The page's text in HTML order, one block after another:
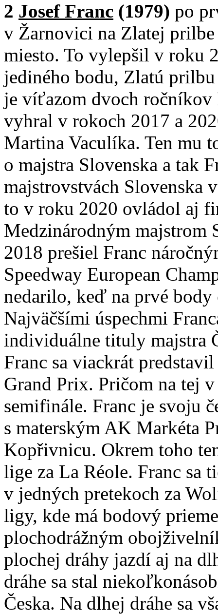
2 Josef Franc (1979) po
v Žarnovici na Zlatej
miesto. To vylepšil v roku
jediného bodu, Zlatú
je víťazom dvoch ročníkov
vyhral v rokoch 2017 a
Martina Vaculíka. Ten mu
o majstra Slovenska a tak
majstrovstvách Slovenska
to v roku 2020 ovládol aj
Medzinárodným majstrom
2018 prešiel Franc
Speedway European
nedarilo, keď na prvé
Najväčšími úspechmi
individuálne tituly majstra
Franc sa viackrát
Grand Prix. Pričom na tej
semifinále. Franc je svoju
s materským AK Markéta
Kopřivnicu. Okrem toho
lige za La Réole. Franc sa
v jedných pretekoch za
ligy, kde má bodový
plochodrážným
plochej dráhy jazdí aj na
dráhe sa stal
Česka. Na dlhej dráhe sa